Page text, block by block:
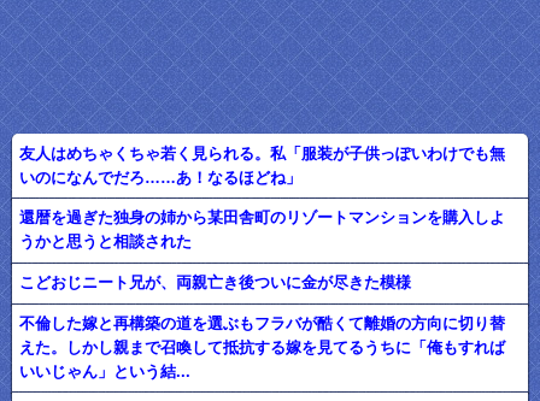
友人はめちゃくちゃ若く見られる。私「服装が子供っぽいわけでも無
いのになんでだろ……あ！なるほどね」
還暦を過ぎた独身の姉から某田舎町のリゾートマンションを購入しよ
うかと思うと相談された
こどおじニート兄が、両親亡き後ついに金が尽きた模様
不倫した嫁と再構築の道を選ぶもフラバが酷くて離婚の方向に切り替
えた。しかし親まで召喚して抵抗する嫁を見てるうちに「俺もすれば
いいじゃん」という結...